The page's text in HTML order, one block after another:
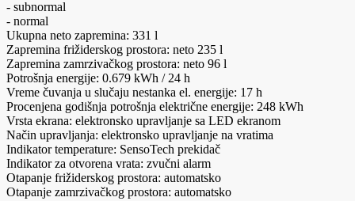
- subnormal
- normal
Ukupna neto zapremina: 331 l
Zapremina frižiderskog prostora: neto 235 l
Zapremina zamrzivačkog prostora: neto 96 l
Potrošnja energije: 0.679 kWh / 24 h
Vreme čuvanja u slučaju nestanka el. energije: 17 h
Procenjena godišnja potrošnja električne energije: 248 kWh
Vrsta ekrana: elektronsko upravljanje sa LED ekranom
Način upravljanja: elektronsko upravljanje na vratima
Indikator temperature: SensoTech prekidač
Indikator za otvorena vrata: zvučni alarm
Otapanje frižiderskog prostora: automatsko
Otapanje zamrzivačkog prostora: automatsko